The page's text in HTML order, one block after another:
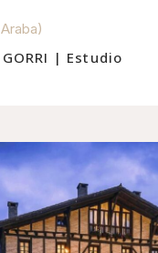
GORRI | Estudio